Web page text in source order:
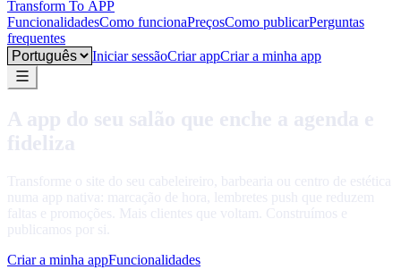
Transform To APP
FuncionalidadesComo funcionaPreçosComo publicarPerguntas
frequentes
Language
Iniciar sessãoCriar appCriar a minha app
A app do seu salão que enche a agenda e
fideliza
Transforme o site do seu cabeleireiro, barbearia ou centro de estética
numa app nativa: marcação de hora, lembretes push que reduzem
faltas e promoções. Mais clientes que voltam. Construímos e
publicamos por si.
Criar a minha appFuncionalidades